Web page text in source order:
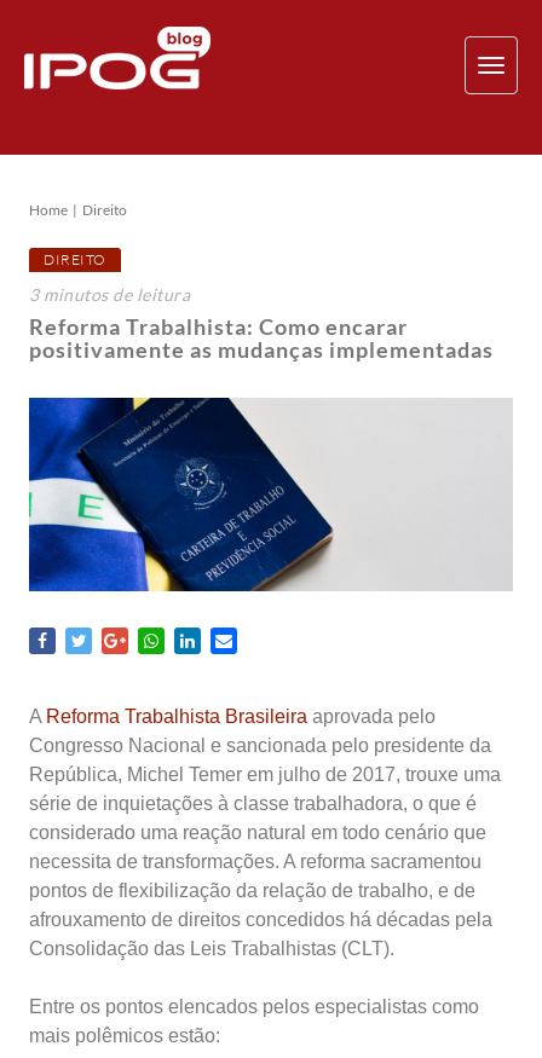
Home Direito
DIREITO
3 minutosde leitura
Reforma Trabalhista: Como encarar
positivamente as mudanças implementadas
A Reforma Trabalhista Brasileira aprovada pelo
Congresso Nacional e sancionada pelo presidente da
República, Michel Temer em julho de 2017, trouxe uma
série de inquietações à classe trabalhadora, o que é
considerado uma reação natural em todo cenário que
necessita de transformações. A reforma sacramentou
pontos de flexibilização da relação de trabalho, e de
afrouxamento de direitos concedidos há décadas pela
Consolidação das Leis Trabalhistas (CLT).
Entre os pontos elencados pelos especialistas como
mais polêmicos estão: